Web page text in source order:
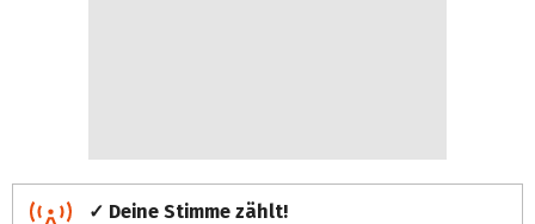
✓ Deine Stimme zählt!